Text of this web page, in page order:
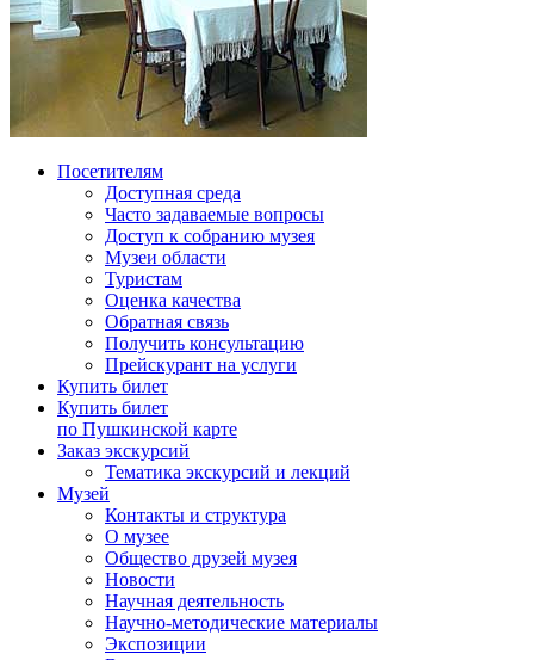
Посетителям
Доступная среда
Часто задаваемые вопросы
Доступ к собранию музея
Музеи области
Туристам
Оценка качества
Обратная связь
Получить консультацию
Прейскурант на услуги
Купить билет
Купить билет
по Пушкинской карте
Заказ экскурсий
Тематика экскурсий и лекций
Музей
Контакты и структура
О музее
Общество друзей музея
Новости
Научная деятельность
Научно-методические материалы
Экспозиции